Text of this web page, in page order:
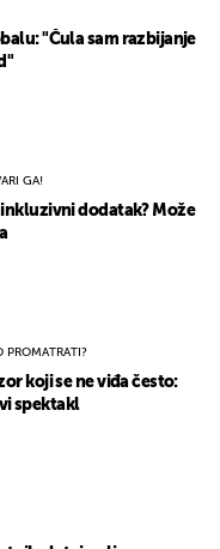
"Čula sam razbijanje
GA!
dodatak? Može
PROMATRATI?
koji se ne viđa često:
spektakl